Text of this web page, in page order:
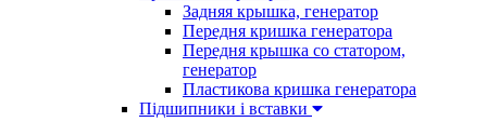
Задняя крышка, генератор
Передня кришка генератора
Передня крышка со статором,
генератор
Пластикова кришка генератора
Підшипники і вставки